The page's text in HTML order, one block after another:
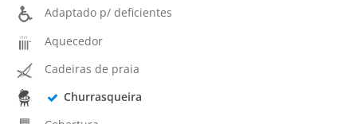
Adaptado p/ deficientes
Aquecedor
Cadeiras de praia
Churrasqueira